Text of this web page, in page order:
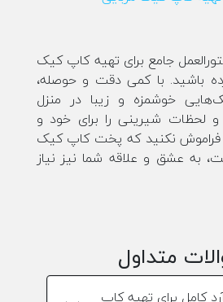
جامع برای تهیه کاپ کیک
باشید. با کمی دقت و حوصله،
خوشمزه و زیبا در منزل
لحظات شیرینی را برای خود و
فراموش نکنید که پخت کاپ کیک
به عشق و علاقه شما نیز نیاز
متداول
کامل برای تهیه کاپ